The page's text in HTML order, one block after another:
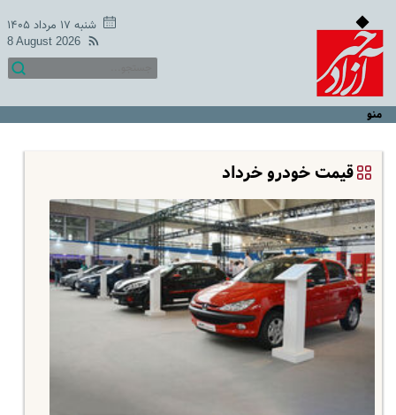
شنبه ۱۷ مرداد ۱۴۰۵
8 August 2026
منو
قیمت خودرو خرداد